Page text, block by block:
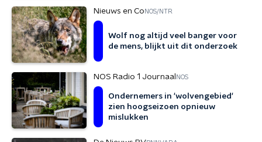
Nieuws en Co NOS/NTR
Wolf nog altijd veel banger voor
de mens, blijkt uit dit onderzoek
NOS Radio 1 Journaal NOS
Ondernemers in 'wolvengebied'
zien hoogseizoen opnieuw
mislukken